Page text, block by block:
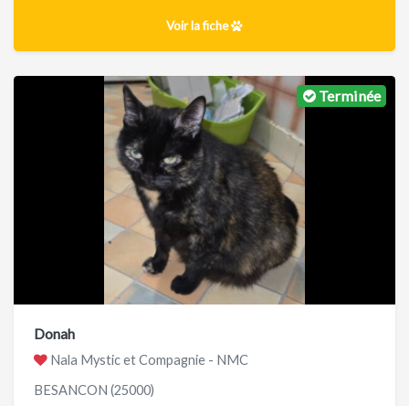
Voir la fiche
Terminée
Donah
Nala Mystic et Compagnie - NMC
BESANCON (25000)